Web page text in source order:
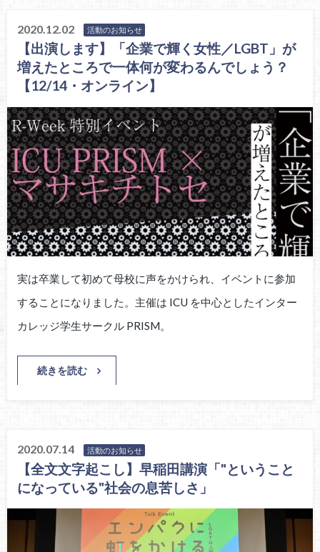
2020.12.02 活動のお知らせ
【出演します】「企業で輝く女性／LGBT」が
増えたところで一体何が変わるんでしょう？
【12/14・オンライン】
実は卒業して初めて母校に声をかけられ、イベントに参加
することになりました。主催は ICU を中心としたインター
カレッジ学生サークル PRISM。
続きを読む
2020.07.14 活動のお知らせ
【全文文字起こし】早稲田講演「"ということ
になっている"社会の息苦しさ」